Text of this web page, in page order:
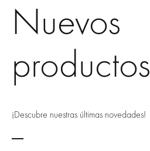
Nuevos
productos
¡Descubre nuestras últimas novedades!